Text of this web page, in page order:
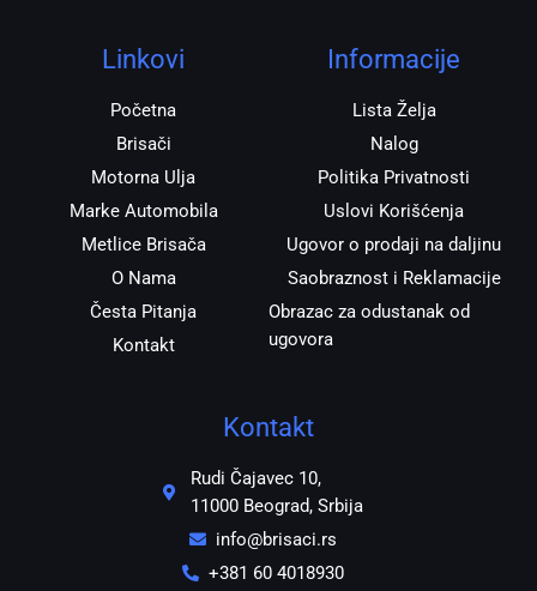
r
a
Linkovi
Početna
Brisači
Motorna Ulja
Marke Automobila
Metlice Brisača
O Nama
Česta Pitanja
Kontakt
Informacije
Lista Želja
Nalog
Politika Privatnosti
Uslovi Korišćenja
Ugovor o prodaji na daljinu
Saobraznost i Reklamacije
Obrazac za odustanak od
ugovora
Kontakt
Rudi Čajavec 10,
11000 Beograd, Srbija
info@brisaci.rs
+381 60 4018930